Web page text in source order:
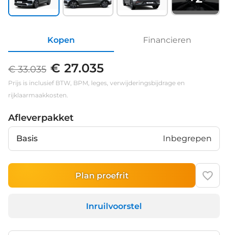
Kopen Financieren
€ 33.035 € 27.035
Prijs is inclusief BTW, BPM, leges, verwijderingsbijdrage en
rijklaarmaakkosten.
Afleverpakket
Basis Inbegrepen
Plan proefrit
Inruilvoorstel